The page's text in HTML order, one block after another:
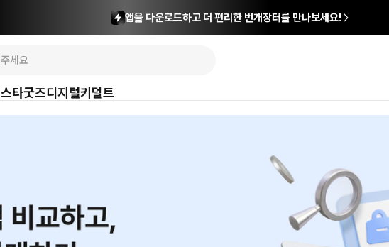
앱을 다운로드하고 더 편리한 번개장터를 만나보세요!
스타굿즈디지털키덜트